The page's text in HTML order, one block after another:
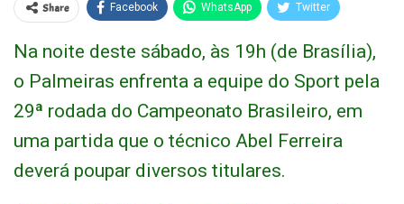
Share Facebook WhatsApp Twitter
Na noite deste sábado, às 19h (de Brasília),
o Palmeiras enfrenta a equipe do Sport pela
29ª rodada do Campeonato Brasileiro, em
uma partida que o técnico Abel Ferreira
deverá poupar diversos titulares.